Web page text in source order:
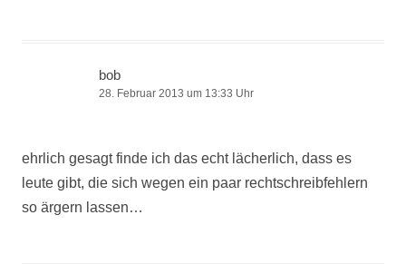
bob
28. Februar 2013 um 13:33 Uhr
ehrlich gesagt finde ich das echt lächerlich, dass es
leute gibt, die sich wegen ein paar rechtschreibfehlern
so ärgern lassen…